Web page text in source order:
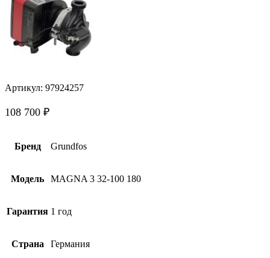
Артикул: 97924257
108 700 ₽
Бренд Grundfos
Модель MAGNA 3 32-100 180
Гарантия 1 год
Страна Германия